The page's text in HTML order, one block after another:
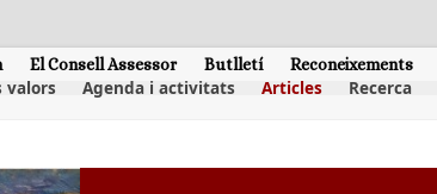
El Consell Assessor Butlletí Reconeixements
valors Agenda i activitats Articles Recerca